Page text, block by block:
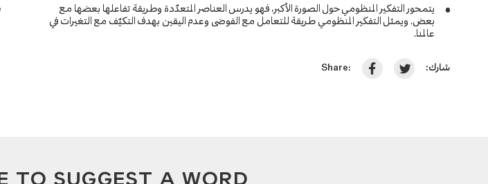
يتمحور التفكير المنظومي حول الصورة الأكبر، فهو يدرس العناصر المتعدّدة وطريقة تفاعلها بعضها مع
بعض. ويمثل التفكير المنظومي طريقة للتعامل مع الفوضى وعدم اليقين بهدف التكيّف مع التغيرات في
عالمنا.
Share: شارك:
TO SUGGEST A WORD